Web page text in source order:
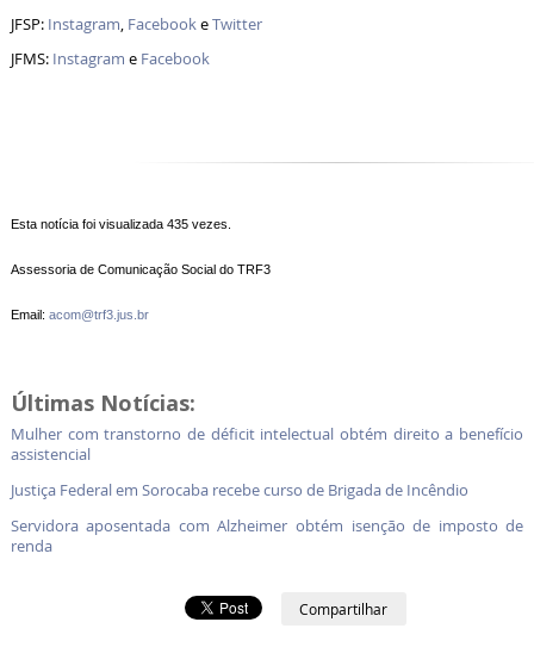
JFSP: Instagram, FacebookeTwitter
JFMS: Instagram e Facebook
Esta notícia foi visualizada 435 vezes.
Assessoria de Comunicação Social do TRF3
Email: acom@trf3.jus.br
Últimas Notícias:
Mulher com transtorno de déficit intelectual obtém direito a benefício
assistencial
Justiça Federal em Sorocaba recebe curso de Brigada de Incêndio
Servidora aposentada com Alzheimer obtém isenção de imposto de
renda
Compartilhar